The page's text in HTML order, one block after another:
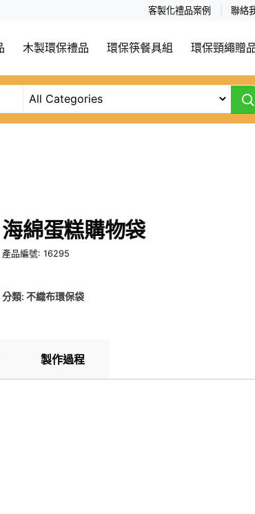
客製化禮品案例 聯絡
木製環保禮品 環保筷餐具組 環保頸繩贈
海綿蛋糕購物袋
產品編號: 16295
分類:不織布環保袋
製作過程